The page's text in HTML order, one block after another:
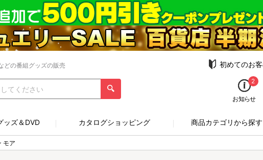
どの番組グッズの販売 初めてのお
2
お知らせ
ッズ＆DVD カタログショッピング 商品カテゴリから探す
モア